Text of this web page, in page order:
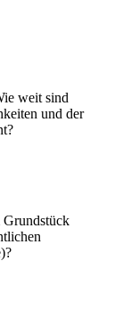
weit sind
und der
Grundstück